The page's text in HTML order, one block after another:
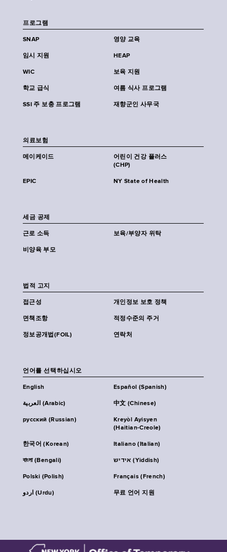
프로그램
SNAP 영양 교육
임시 지원 HEAP
WIC 보육 지원
학교 급식 여름 식사 프로그램
SSI 주 보충 프로그램 재향군인 사무국
의료보험
메이케이드
어린이 건강 플러스
(CHP)
EPIC NY State of Health
세금 공제
근로 소득 보육/부양자 위탁
비양육 부모
법적 고지
접근성 개인정보 보호 정책
면책조항 적정수준의 주거
정보공개법(FOIL) 연락처
언어를 선택하십시오
English Español (Spanish)
العربية (Arabic) 中文 (Chinese)
русский (Russian)
Kreyòl Ayisyen
(Haitian-Creole)
한국어 (Korean) Italiano (Italian)
বাংলা (Bengali) אידיש (Yiddish)
Polski (Polish) Français (French)
اردو (Urdu) 무료 언어 지원